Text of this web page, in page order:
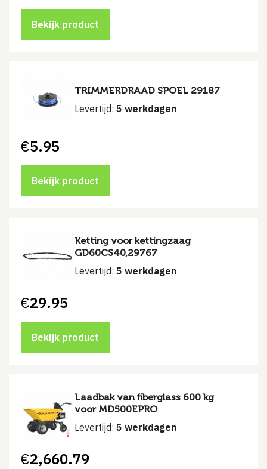
Bekijk product
TRIMMERDRAAD SPOEL 29187
Levertijd: 5 werkdagen
€5.95
Bekijk product
Ketting voor kettingzaag
GD60CS40,29767
Levertijd: 5 werkdagen
€29.95
Bekijk product
Laadbak van fiberglass 600 kg
voor MD500EPRO
Levertijd: 5 werkdagen
€2,660.79